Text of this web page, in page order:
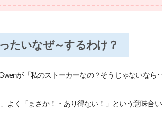
たいなぜ～するわけ？
が「私のストーカーなの？そうじゃないなら
よく「まさか！・あり得ない！」という意味合い